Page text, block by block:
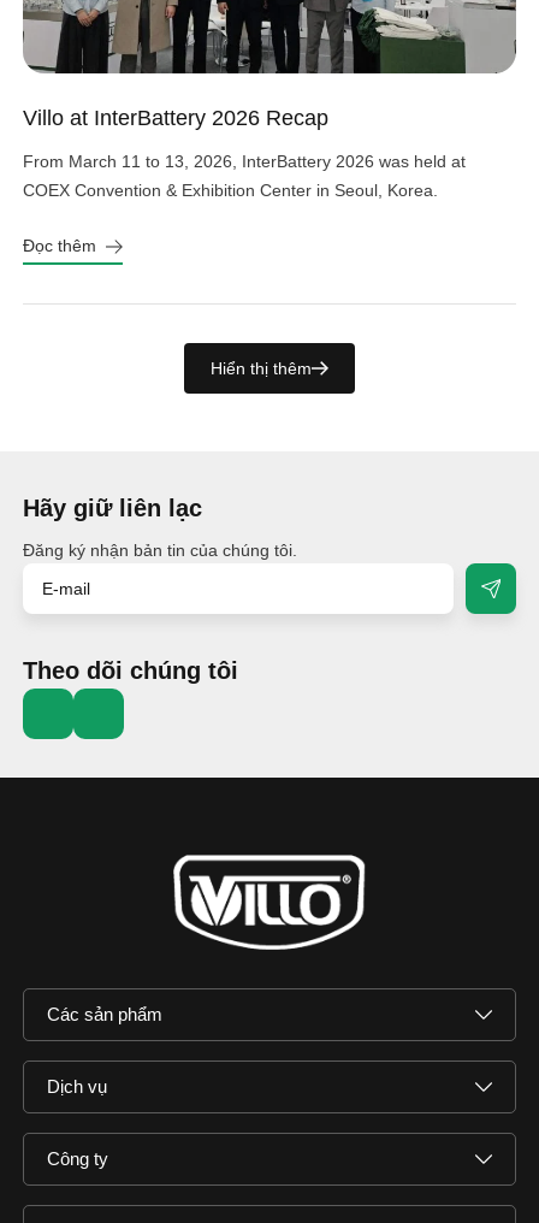
Villo at InterBattery 2026 Recap
From March 11 to 13, 2026, InterBattery 2026 was held at
COEX Convention & Exhibition Center in Seoul, Korea.
Đọc thêm
Hiển thị thêm
Hãy giữ liên lạc
Đăng ký nhận bản tin của chúng tôi.
Theo dõi chúng tôi
Các sản phẩm
Dịch vụ
Công ty